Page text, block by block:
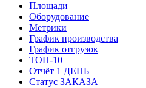
Площади
Оборудование
Метрики
График производства
График отгрузок
ТОП-10
Отчёт 1 ДЕНЬ
Статус ЗАКАЗА